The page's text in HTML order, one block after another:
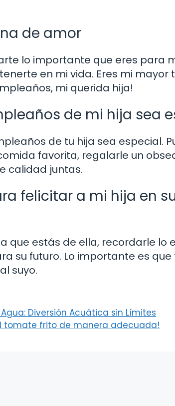
de amor
lo importante que eres para
en mi vida. Eres mi mayor
mi querida hija!
de mi hija sea
de tu hija sea especial.
favorita, regalarle un
calidad juntas.
felicitar a mi hija en
que estás de ella, recordarle lo
su futuro. Lo importante es
suyo.
Diversión Acuática sin Límites
tomate frito de manera adecuada!